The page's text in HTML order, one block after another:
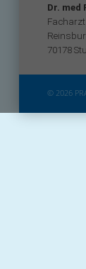
Dr. med
70178
© 2026